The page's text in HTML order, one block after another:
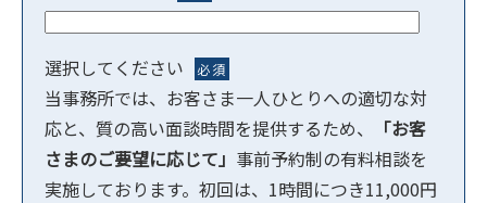
選択してください 必須
当事務所では、お客さま一人ひとりへの適切な対
応と、質の高い面談時間を提供するため、
「お客
さまのご要望に応じて」 事前予約制の有料相談を
実施しております。初回は、1時間につき11,000円